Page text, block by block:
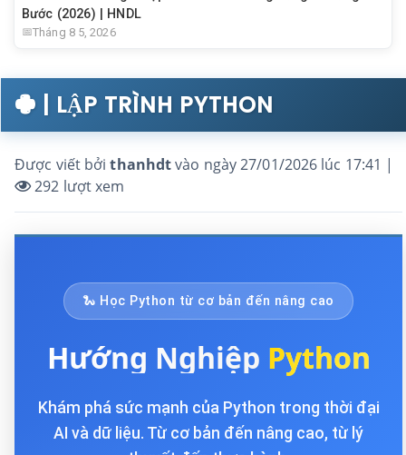
Bước (2026) | HNDL
Tháng 8 5, 2026
| LẬP TRÌNH PYTHON
Được viết bởithanhdtvào ngày 27/01/2026 lúc 17:41 |
292 lượt xem